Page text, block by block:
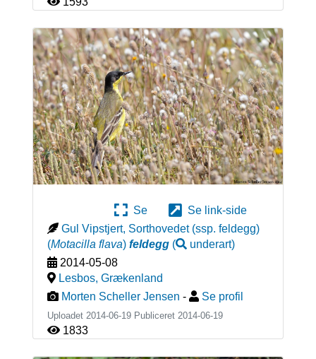
Se
Se link-side
Gul Vipstjert, Sorthovedet (ssp. feldegg)
(Motacilla flava) feldegg( underart)
2014-05-08
Lesbos, Grækenland
Morten Scheller Jensen - Se profil
Uploadet 2014-06-19 Publiceret 2014-06-19
1833